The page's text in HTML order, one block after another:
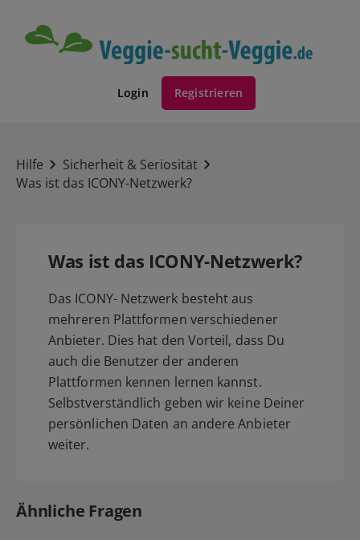
Login Registrieren
Hilfe
Sicherheit & Seriosität
Was ist das ICONY-Netzwerk?
Was ist das ICONY-Netzwerk?
Das ICONY- Netzwerk besteht aus
mehreren Plattformen verschiedener
Anbieter. Dies hat den Vorteil, dass Du
auch die Benutzer der anderen
Plattformen kennen lernen kannst.
Selbstverständlich geben wir keine Deiner
persönlichen Daten an andere Anbieter
weiter.
Ähnliche Fragen